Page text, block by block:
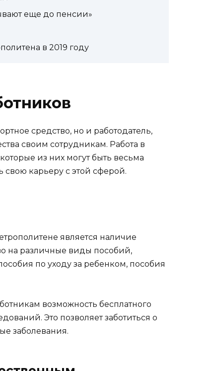
еще до пенсии»
в 2019 году
средство, но и работодатель,
своим сотрудникам. Работа в
из них могут быть весьма
свою карьеру с этой сферой.
является наличие
на различные виды пособий,
по уходу за ребенком, пособия
возможность бесплатного
Это позволяет заботиться о
заболевания.